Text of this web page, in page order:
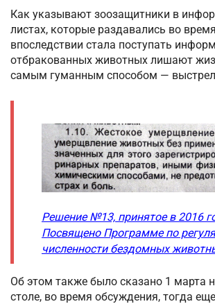
Как указывают зоозащитники в
листах, которые раздавались во
впоследствии стала поступать
отбракованных животных лишают
самым гуманным способом —
Решение №13, принятое в 2016
Посвящено Программе по
численности бездомных
Об этом также было сказано 1 марта
столе, во время обсуждения, тогда